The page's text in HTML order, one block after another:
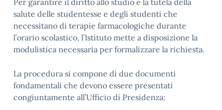
Per garantire il diritto allo studio e la tutela della
salute delle studentesse e degli studenti che
necessitano di terapie farmacologiche durante
l’orario scolastico, l’Istituto mette a disposizione la
modulistica necessaria per formalizzare la richiesta.
La procedura si compone di due documenti
fondamentali che devono essere presentati
congiuntamente all’Ufficio di Presidenza: